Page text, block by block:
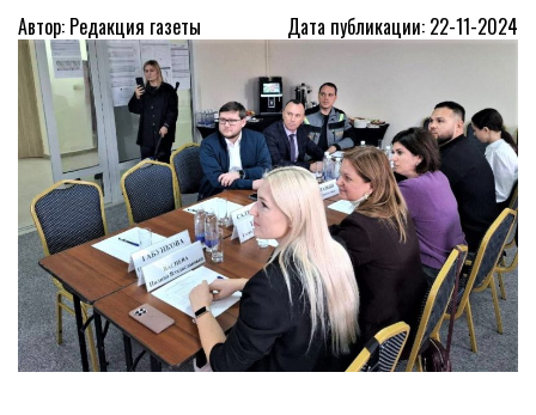
Автор: Редакция газеты Дата публикации: 22-11-2024